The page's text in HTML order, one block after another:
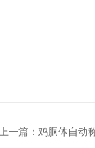
上一篇： 鸡胴体自动